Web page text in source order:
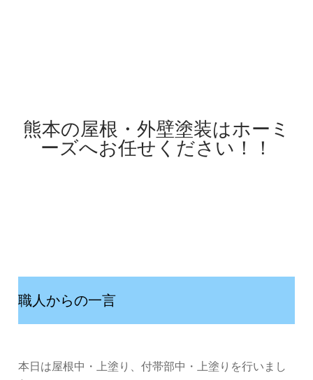
熊本の屋根・外壁塗装はホーミ
ーズへお任せください！！
職人からの一言
本日は屋根中・上塗り、付帯部中・上塗りを行いまし